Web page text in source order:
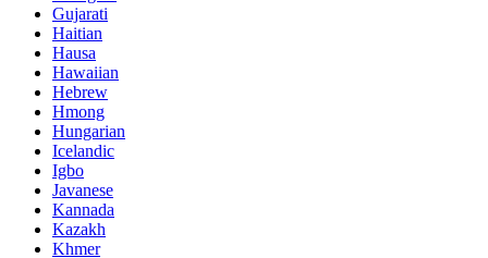
Gujarati
Haitian
Hausa
Hawaiian
Hebrew
Hmong
Hungarian
Icelandic
Igbo
Javanese
Kannada
Kazakh
Khmer